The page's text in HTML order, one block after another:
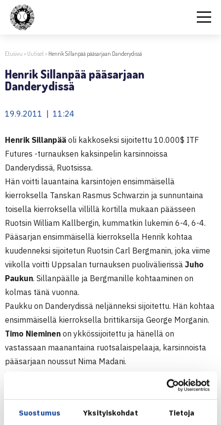
Suostumus Yksityiskohdat Tietoja
Etusivu > Uutiset> Henrik Sillanpää pääsarjaan Danderydissä
Henrik Sillanpää pääsarjaan
Danderydissä
19.9.2011 | 11:24
Henrik Sillanpää oli kakkoseksi sijoitettu 10.000$ ITF
Futures -turnauksen kaksinpelin karsinnoissa
Danderydissä, Ruotsissa.
Hän voitti lauantaina karsintojen ensimmäisellä
kierroksella Tanskan Rasmus Schwarzin ja sunnuntaina
toisella kierroksella villillä kortilla mukaan päässeen
Ruotsin William Kallbergin, kummatkin lukemin 6-4, 6-4.
Pääsarjan ensimmäisellä kierroksella Henrik kohtaa
kuudenneksi sijoitetun Ruotsin Carl Bergmanin, joka viime
viikolla voitti Uppsalan turnauksen puolivälierissä Juho
Paukun. Sillanpäälle ja Bergmanille kohtaaminen on
kolmas tänä vuonna.
Paukku on Danderydissä neljänneksi sijoitettu. Hän kohtaa
ensimmäisellä kierroksella brittikarsija George Morganin.
Timo Nieminen on ykkössijoitettu ja hänellä on
vastassaan maanantaina ruotsalaispelaaja, karsinnoista
pääsarjaan noussut Nima Madani.
Nelinpelissä on suomalaisista mukana vain Sillanpään,
jonka parina on Ruotsin Lucas Renard. Parilla on
maanantaina vastassaan neljänneksi sijoitetut ruotsalaiset
Stefan Borg ja Pablo Figueroa.(RN)